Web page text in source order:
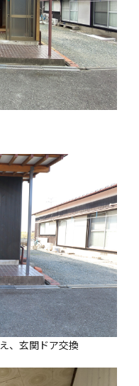
、玄関ドア交換